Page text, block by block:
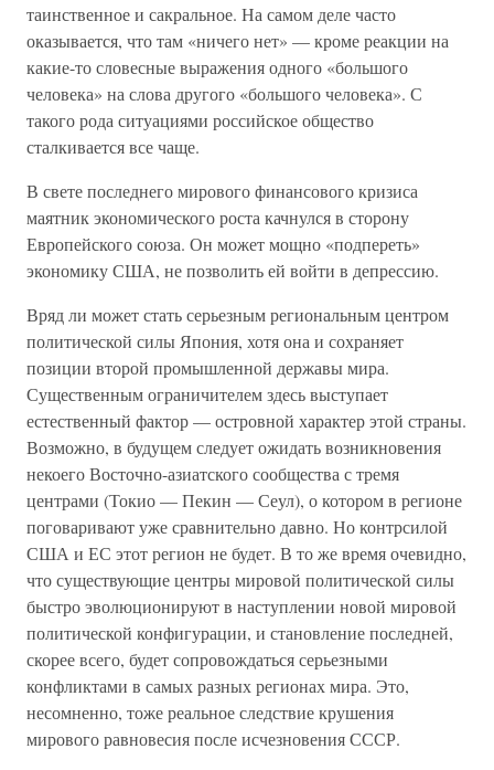
таинственное и сакральное. На самом деле часто
оказывается, что там «ничего нет» — кроме реакции на
какие-то словесные выражения одного «большого
человека» на слова другого «большого человека». С
такого рода ситуациями российское общество
сталкивается все чаще.
В свете последнего мирового финансового кризиса
маятник экономического роста качнулся в сторону
Европейского союза. Он может мощно «подпереть»
экономику США, не позволить ей войти в депрессию.
Вряд ли может стать серьезным региональным центром
политической силы Япония, хотя она и сохраняет
позиции второй промышленной державы мира.
Существенным ограничителем здесь выступает
естественный фактор — островной характер этой страны.
Возможно, в будущем следует ожидать возникновения
некоего Восточно-азиатского сообщества с тремя
центрами (Токио — Пекин — Сеул), о котором в регионе
поговаривают уже сравнительно давно. Но контрсилой
США и ЕС этот регион не будет. В то же время очевидно,
что существующие центры мировой политической силы
быстро эволюционируют в наступлении новой мировой
политической конфигурации, и становление последней,
скорее всего, будет сопровождаться серьезными
конфликтами в самых разных регионах мира. Это,
несомненно, тоже реальное следствие крушения
мирового равновесия после исчезновения СССР.